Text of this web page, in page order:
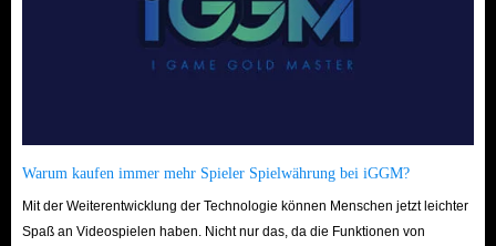
Warum kaufen immer mehr Spieler Spielwährung bei iGGM?
Mit der Weiterentwicklung der Technologie können Menschen jetzt leichter
Spaß an Videospielen haben. Nicht nur das, da die Funktionen von